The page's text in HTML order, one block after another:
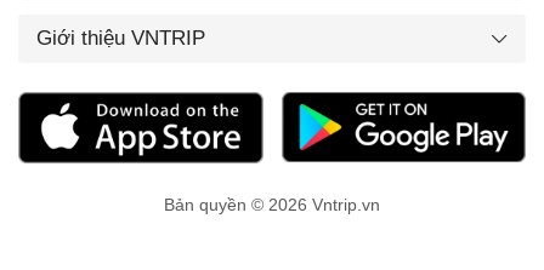
Giới thiệu VNTRIP
Bản quyền © 2026 Vntrip.vn